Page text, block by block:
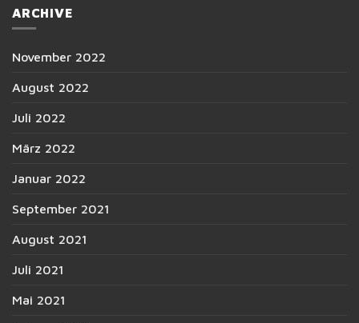
ARCHIVE
November 2022
August 2022
Juli 2022
März 2022
Januar 2022
September 2021
August 2021
Juli 2021
Mai 2021